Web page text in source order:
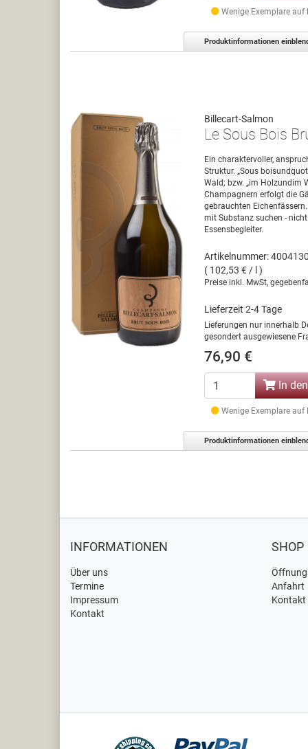
Wenige Exemplare auf
Produktinformationen
Billecart-Salmon
Le Sous Bois
Ein charaktervoller,
Struktur. „Sous
Wald; bzw. „im Holzundim
Champagnern erfolgt die
gebrauchten
mit Substanz suchen -
Essensbegleiter.
Artikelnummer:
( 102,53 € / l )
Preise inkl. MwSt,
Lieferzeit 2-4 Tage
Lieferungen nur innerhalb
gesondert ausgewiesene
76,90 €
In
Wenige Exemplare auf
Produktinformationen
INFORMATIONEN
Über uns
Termine
Impressum
Kontakt
SHOP
Anfahrt
Kontakt